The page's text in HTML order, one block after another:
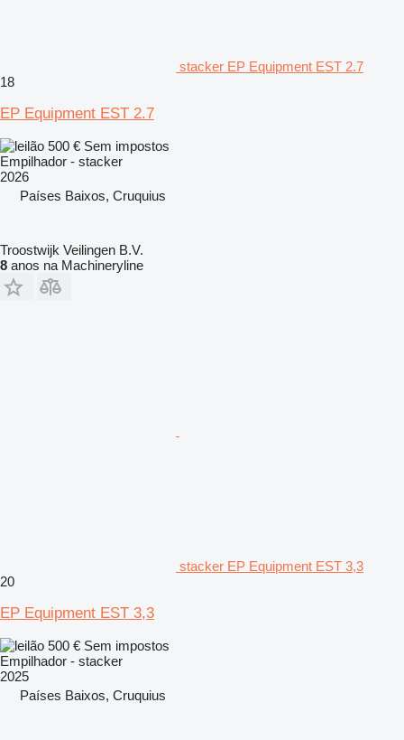
stacker EP Equipment EST 2.7
18
EP Equipment EST 2.7
500 € Sem impostos
Empilhador - stacker
2026
Países Baixos, Cruquius
Troostwijk Veilingen B.V.
8 anos na Machineryline
stacker EP Equipment EST 3,3
20
EP Equipment EST 3,3
500 € Sem impostos
Empilhador - stacker
2025
Países Baixos, Cruquius